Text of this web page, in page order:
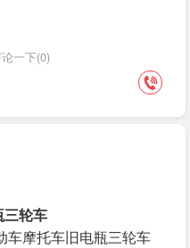
一下(0)
三轮车
车摩托车旧电瓶三轮车